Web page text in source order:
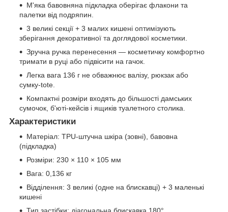
М'яка бавовняна підкладка оберігає флакони та
палетки від подряпин.
3 великі секції + 3 малих кишені оптимізують
зберігання декоративної та доглядової косметики.
Зручна ручка перенесення — косметичку комфортно
тримати в руці або підвісити на гачок.
Легка вага 136 г не обважнює валізу, рюкзак або
сумку-tote.
Компактні розміри входять до більшості дамських
сумочок, б'юті-кейсів і ящиків туалетного столика.
Характеристики
Матеріал: TPU-штучна шкіра (зовні), бавовна
(підкладка)
Розміри: 230 × 110 × 105 мм
Вага: 0,136 кг
Відділення: 3 великі (одне на блискавці) + 3 маленькі
кишені